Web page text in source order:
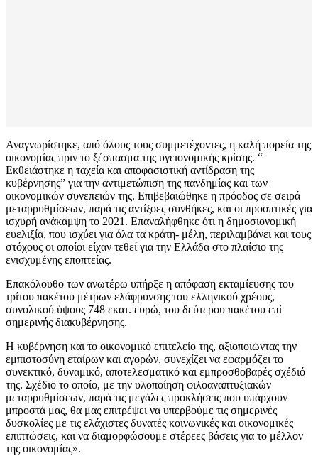
Αναγνωρίστηκε, από όλους τους συμμετέχοντες, η καλή πορεία της
οικονομίας πριν το ξέσπασμα της υγειονομικής κρίσης. “
Εκθειάστηκε η ταχεία και αποφασιστική αντίδραση της
κυβέρνησης” για την αντιμετώπιση της πανδημίας και των
οικονομικών συνεπειών της. Επιβεβαιώθηκε η πρόοδος σε σειρά
μεταρρυθμίσεων, παρά τις αντίξοες συνθήκες, και οι προοπτικές για
ισχυρή ανάκαμψη το 2021. Επαναλήφθηκε ότι η δημοσιονομική
ευελιξία, που ισχύει για όλα τα κράτη- μέλη, περιλαμβάνει και τους
στόχους οι οποίοι είχαν τεθεί για την Ελλάδα στο πλαίσιο της
ενισχυμένης εποπτείας.
Επακόλουθο των ανωτέρω υπήρξε η απόφαση εκταμίευσης του
τρίτου πακέτου μέτρων ελάφρυνσης του ελληνικού χρέους,
συνολικού ύψους 748 εκατ. ευρώ, του δεύτερου πακέτου επί
σημερινής διακυβέρνησης.
Η κυβέρνηση και το οικονομικό επιτελείο της, αξιοποιώντας την
εμπιστοσύνη εταίρων και αγορών, συνεχίζει να εφαρμόζει το
συνεκτικό, δυναμικό, αποτελεσματικό και εμπροσθοβαρές σχέδιό
της. Σχέδιο το οποίο, με την υλοποίηση φιλοαναπτυξιακών
μεταρρυθμίσεων, παρά τις μεγάλες προκλήσεις που υπάρχουν
μπροστά μας, θα μας επιτρέψει να υπερβούμε τις σημερινές
δυσκολίες με τις ελάχιστες δυνατές κοινωνικές και οικονομικές
επιπτώσεις, και να διαμορφώσουμε στέρεες βάσεις για το μέλλον
της οικονομίας».